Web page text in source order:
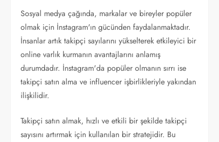
Sosyal medya çağında, markalar ve bireyler popüler
olmak için İnstagram'ın gücünden faydalanmaktadır.
İnsanlar artık takipçi sayılarını yükselterek etkileyici bir
online varlık kurmanın avantajlarını anlamış
durumdadır. İnstagram'da popüler olmanın sırrı ise
takipçi satın alma ve influencer işbirlikleriyle yakından
ilişkilidir.
Takipçi satın almak, hızlı ve etkili bir şekilde takipçi
sayısını artırmak için kullanılan bir stratejidir. Bu